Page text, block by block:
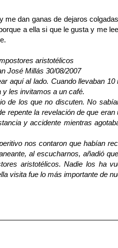
dan ganas de dejaros
a ella si que le gusta y me
aristotélicos
José Millás 30/08/2007
aquí al lado. Cuando llevaban
les invitamos a un café.
de los que no discuten. No
la revelación de que
y accidente mientras
nos contaron que habían
al escucharnos, añadió
aristotélicos. Nadie los ha
visita fue lo más importante de